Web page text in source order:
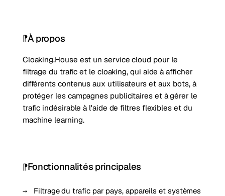
À propos
Cloaking.House est un service cloud pour le
filtrage du trafic et le cloaking, qui aide à afficher
différents contenus aux utilisateurs et aux bots, à
protéger les campagnes publicitaires et à gérer le
trafic indésirable à l'aide de filtres flexibles et du
machine learning.
Fonctionnalités principales
Filtrage du trafic par pays, appareils et systèmes